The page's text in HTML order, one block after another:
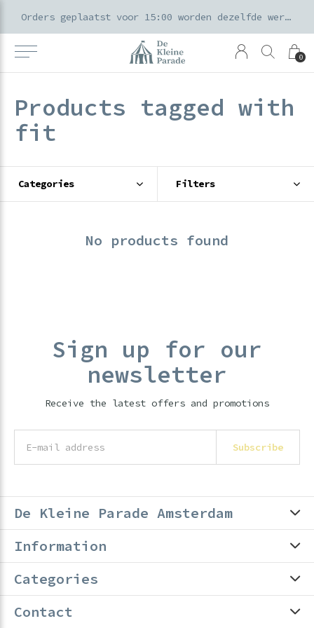
0
Orders geplaatst voor 15:00 worden dezelfde werkdag verzonden
Products tagged with
fit
Categories Filters
No products found
Sign up for our
newsletter
Receive the latest offers and promotions
Subscribe
De Kleine Parade Amsterdam
Information
Categories
Contact